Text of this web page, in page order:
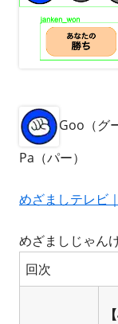
Goo（グ
Pa（パー）
めざましテレビ
めざましじゃん
回次